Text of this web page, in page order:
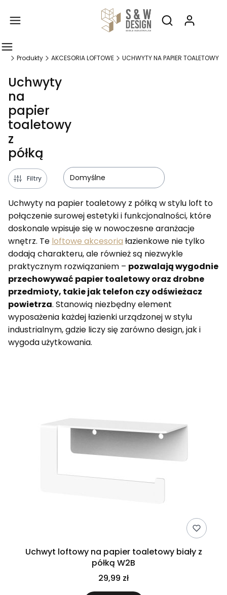
Otwórz
Produkty AKCESORIA LOFTOWE UCHWYTY NA PAPIER TOALETOWY
Uchwyty
na
papier
toaletowy
z
półką
Filtry Domyślne
Uchwyty na papier toaletowy z półką w stylu loft to
połączenie surowej estetyki i funkcjonalności, które
doskonale wpisuje się w nowoczesne aranżacje
wnętrz. Te loftowe akcesoria łazienkowe nie tylko
dodają charakteru, ale również są niezwykle
praktycznym rozwiązaniem – pozwalają wygodnie
przechowywać papier toaletowy oraz drobne
przedmioty, takie jak telefon czy odświeżacz
powietrza. Stanowią niezbędny element
wyposażenia każdej łazienki urządzonej w stylu
industrialnym, gdzie liczy się zarówno design, jak i
wygoda użytkowania.
Uchwyt loftowy na papier toaletowy biały z
półką W2B
29,99 zł